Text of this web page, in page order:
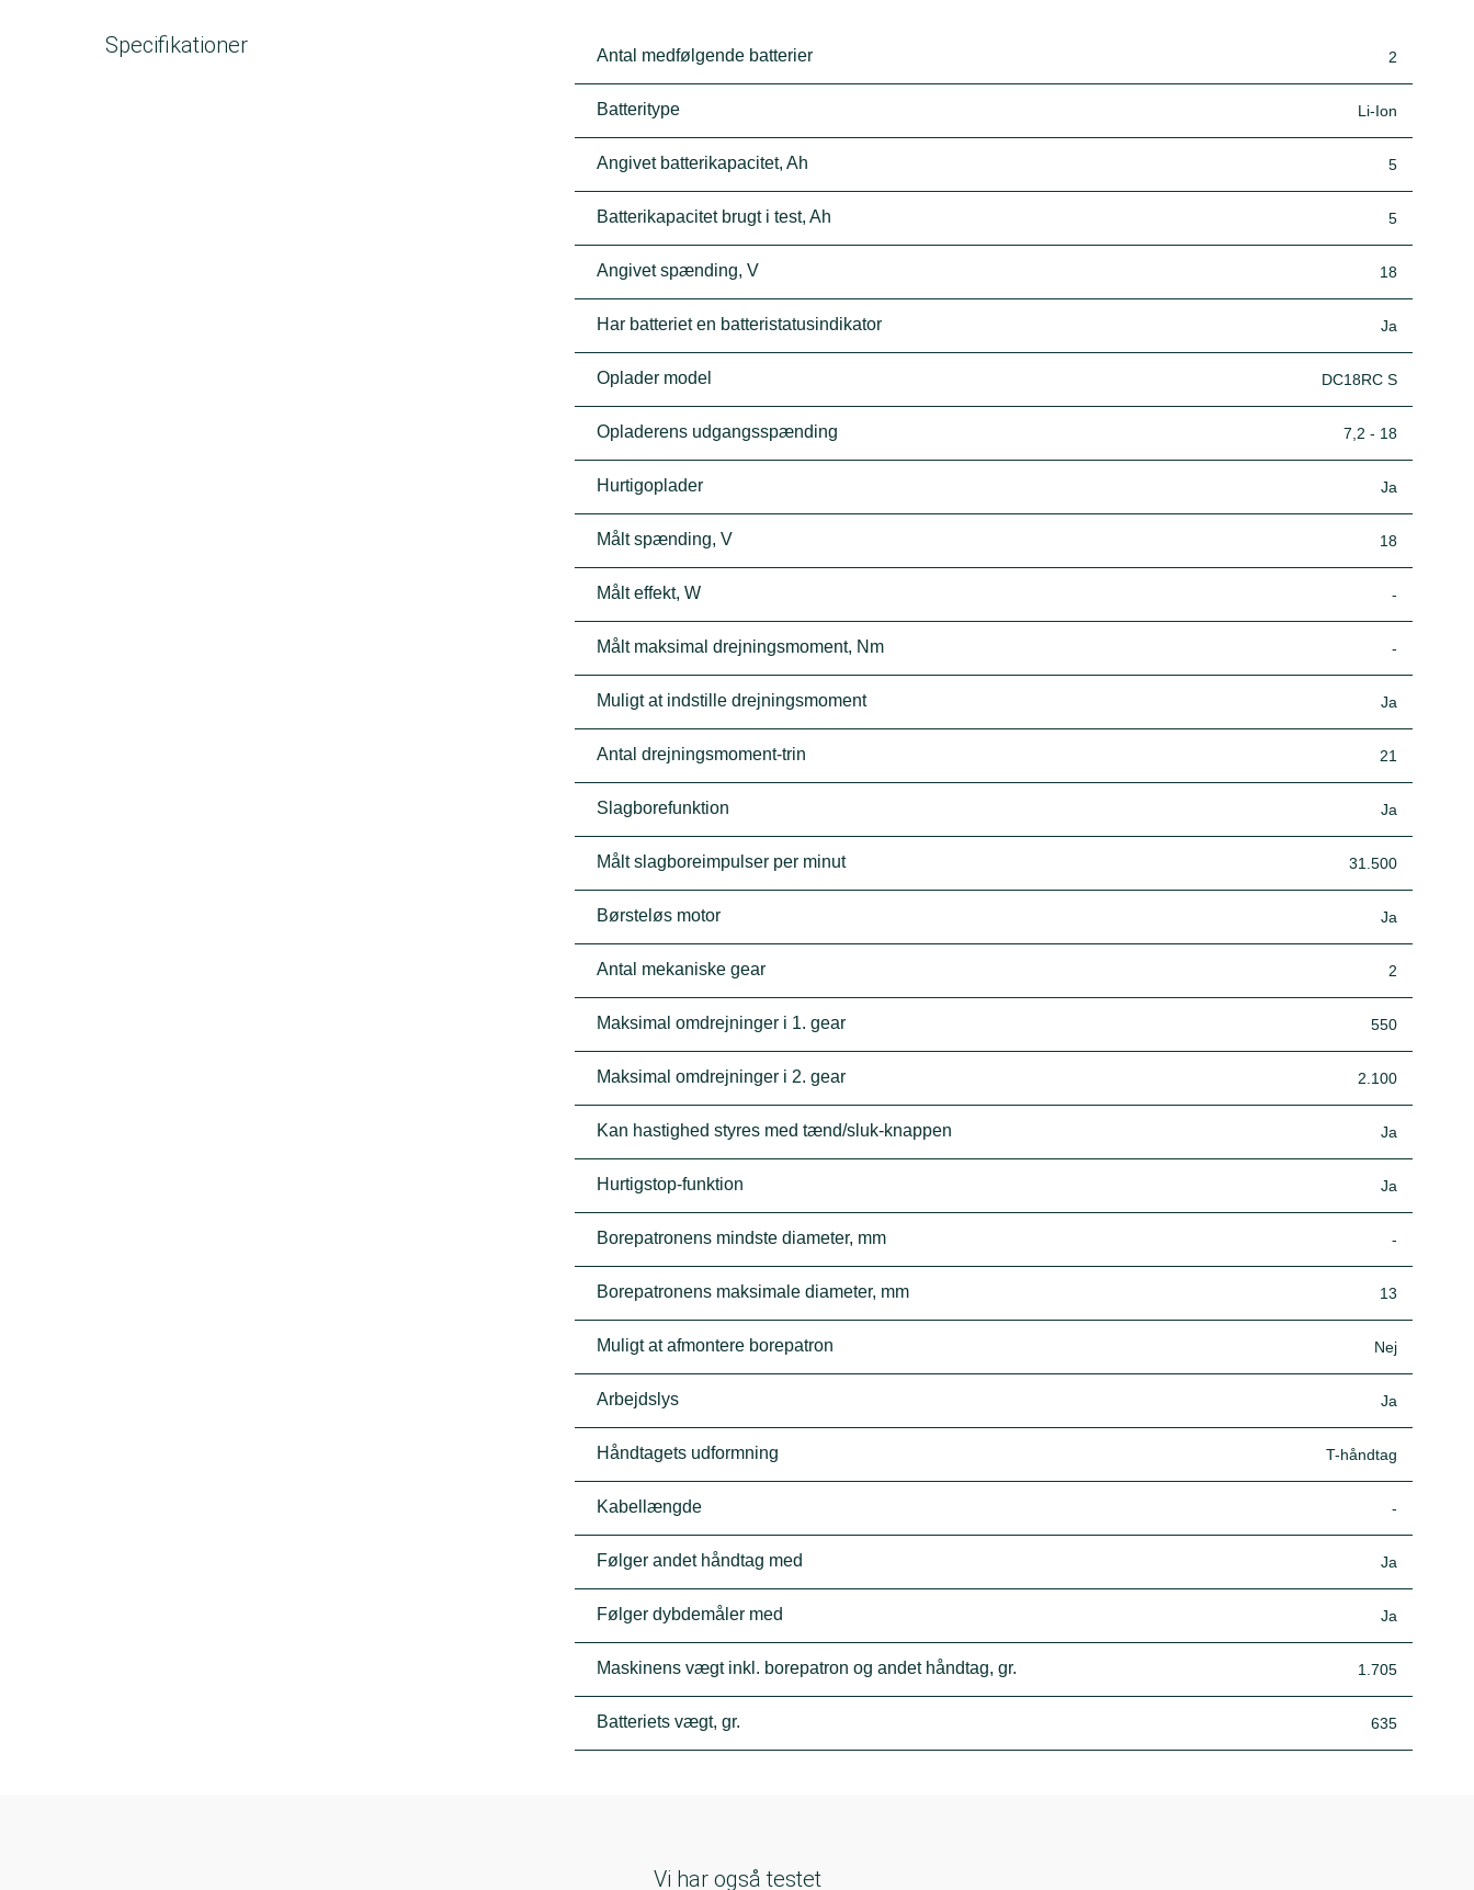
Specifikationer Antal medfølgende batterier 2
Batteritype Li-Ion
Angivet batterikapacitet, Ah 5
Batterikapacitet brugt i test, Ah 5
Angivet spænding, V 18
Har batteriet en batteristatusindikator Ja
Oplader model DC18RC S
Opladerens udgangsspænding 7,2 - 18
Hurtigoplader Ja
Målt spænding, V 18
Målt effekt, W -
Målt maksimal drejningsmoment, Nm -
Muligt at indstille drejningsmoment Ja
Antal drejningsmoment-trin 21
Slagborefunktion Ja
Målt slagboreimpulser per minut 31.500
Børsteløs motor Ja
Antal mekaniske gear 2
Maksimal omdrejninger i 1. gear 550
Maksimal omdrejninger i 2. gear 2.100
Kan hastighed styres med tænd/sluk-knappen Ja
Hurtigstop-funktion Ja
Borepatronens mindste diameter, mm -
Borepatronens maksimale diameter, mm 13
Muligt at afmontere borepatron Nej
Arbejdslys Ja
Håndtagets udformning T-håndtag
Kabellængde -
Følger andet håndtag med Ja
Følger dybdemåler med Ja
Maskinens vægt inkl. borepatron og andet håndtag, gr. 1.705
Batteriets vægt, gr. 635
Vi har også testet